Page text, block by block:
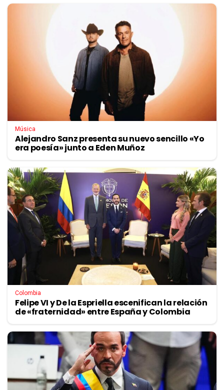
Música
Alejandro Sanz presenta su nuevo sencillo «Yo
era poesía» junto a Eden Muñoz
Colombia
Felipe VI y De la Espriella escenifican la relación
de «fraternidad» entre España y Colombia